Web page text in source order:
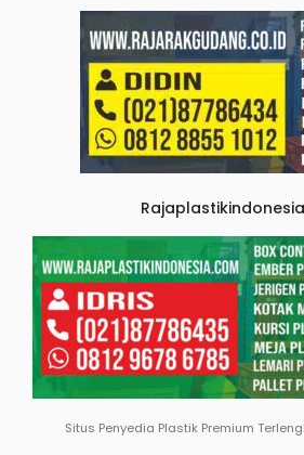
Situs Penyedia Plastik Premium